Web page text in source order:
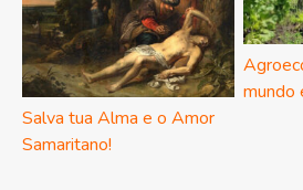
Salva tua Alma e o Amor
Samaritano!
mundo